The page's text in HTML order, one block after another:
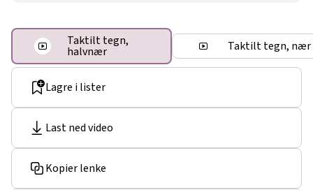
Lagre i lister
Last ned video
Kopier lenke
Taktilt tegn,
halvnær Taktilt tegn, nær